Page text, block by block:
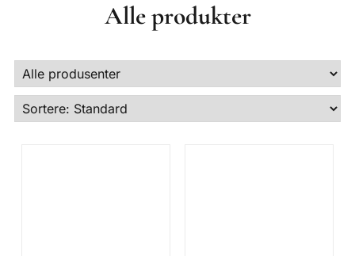
Alle produkter